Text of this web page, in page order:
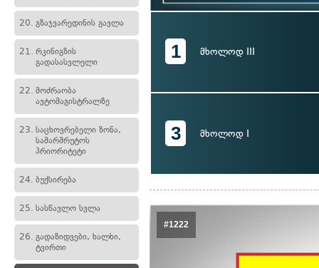
20. გზაჯვარედინის გავლა
21. რკინიგზის
გადასასვლელი
22. მოძრაობა
ავტომაგისტრალზე
23. საცხოვრებელი ზონა,
სამარშრუტოს
პრიორიტეტი
24. ბუქსირება
25. სასწავლო სვლა
26. გადაზიდვები, ხალხი,
ტვირთი
1 მხოლოდ III
3 მხოლოდ I
#1222